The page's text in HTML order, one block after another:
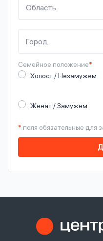
Семейное положение*
Холост / Незамужем
Женат / Замужем
* поля обязательные для